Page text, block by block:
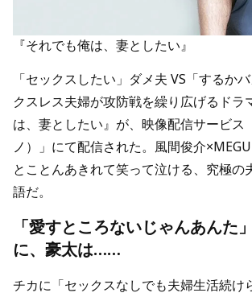
『それでも俺は、妻としたい』
「セックスしたい」ダメ夫 VS「するか
クスレス夫婦が攻防戦を繰り広げるドラ
は、妻としたい』が、映像配信サービス
ノ）」にて配信された。風間俊介
とことんあきれて笑って泣ける、究極の
語だ。
「愛すところないじゃんあんた
に、豪太は……
チカに「セックスなしでも夫婦生活続け